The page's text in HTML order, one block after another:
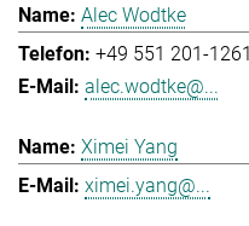
Alec Wodtke
+49 551 201-1261
alec.wodtke@...
Ximei Yang
ximei.yang@...